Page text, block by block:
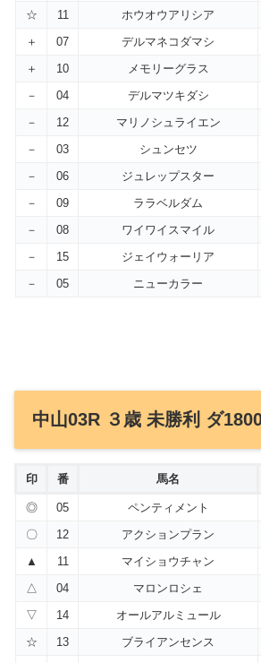
☆
11 ホウオウアリシア
＋
07 デルマネコダマシ
＋
10 メモリーグラス
－
04 デルマツキダシ
－
12 マリノシュライエン
－
03 シュンセツ
－
06 ジュレップスター
－
09 ララベルダム
－
08 ワイワイスマイル
－
15 ジェイウォーリア
－
05 ニューカラー
中山03R ３歳 未勝利 ダ
印 番 馬名
◎ 05 ペンティメント
〇
12 アクションプラン
▲
11 マイショウチャン
△
04 マロンロシェ
▽
14 オールアルミュール
☆
13 ブライアンセンス